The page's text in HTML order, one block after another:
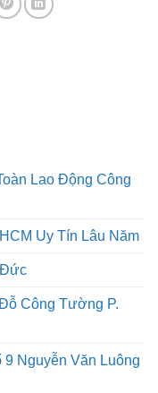
Lao Động Công
Uy Tín Lâu Năm
Đức
Công Tường P.
Nguyễn Văn Luông